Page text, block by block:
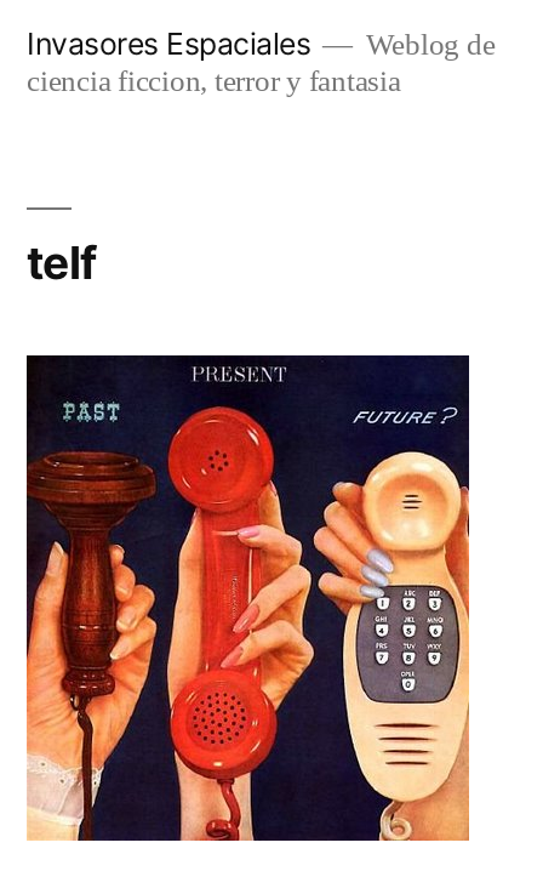
Invasores Espaciales
Weblog de
ciencia ficcion, terror y fantasia
telf